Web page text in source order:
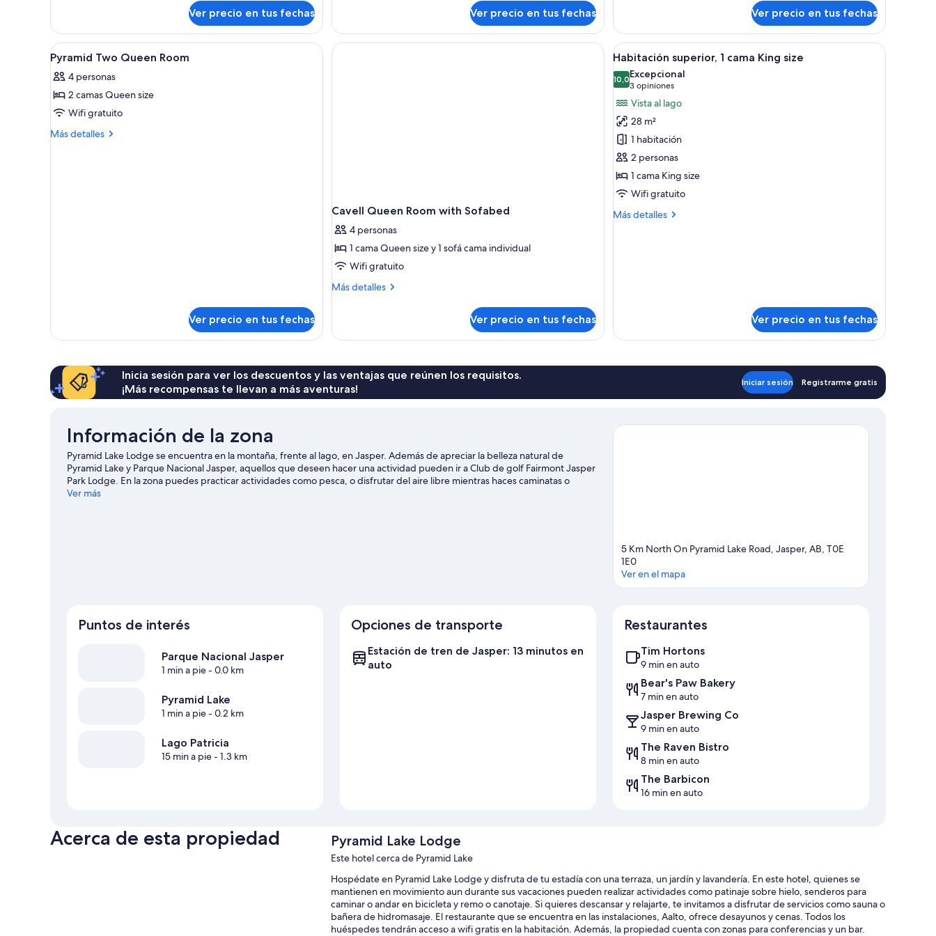
Room)
2
camas
Queen
size
(Pyramid
Room)
Ver precio en tus fechas
Room)
2
camas
Queen
Ver precio en tus fechas Ver precio en tus fechas
Ver
todas
las
fotos
de
Pyramid
Ducha, artículos de tocador ecológicos, secador de pelo, toallas
1
Pyramid Two Queen Room
4 personas
2 camas Queen size
Wifi gratuito
Más detalles
Más
Ver precio en tus fechas
Cavell Queen Room with Sofabed
4 personas
1 cama Queen size y 1 sofá cama individual
Wifi gratuito
Más detalles
Más
Queen
Sofabed
Ver precio en tus fechas
Ver
todas
las
fotos
de
Habitación
superior,
1
cama
King
size
Un dormitorio con una cama grande, una
7
Habitación superior, 1 cama King size
10,010,0 de 10
Excepcional
3 opiniones
(3
opiniones)
Vista al lago
28 m²
1 habitación
2 personas
1 cama King size
Wifi gratuito
Más detalles
Más
Ver precio en tus fechas
Inicia sesión para ver los descuentos y las ventajas que reúnen los requisitos.
¡Más recompensas te llevan a más aventuras!
Iniciar sesión Registrarme gratis
Información de la zona
Pyramid Lake Lodge se encuentra en la montaña, frente al lago, en Jasper. Además de apreciar la belleza natural de
Pyramid Lake y Parque Nacional Jasper, aquellos que deseen hacer una actividad pueden ir a Club de golf Fairmont Jasper
Park Lodge. En la zona puedes practicar actividades como pesca, o disfrutar del aire libre mientras haces caminatas o
ciclismo en senderos y paseos a caballo.
Ver más
5 Km North On Pyramid Lake Road, Jasper, AB, T0E
1E0
Ver en el mapa
Puntos de interés
Parque Nacional Jasper
1 min a pie- 0.0 km
Pyramid Lake
1 min a pie- 0.2 km
Lago Patricia
15 min a pie- 1.3 km
Opciones de transporte
Estación de tren de Jasper: 13 minutos en
auto
Restaurantes
Tim Hortons
9 min en auto
Bear's Paw Bakery
7 min en auto
Jasper Brewing Co
9 min en auto
The Raven Bistro
8 min en auto
The Barbicon
16 min en auto
Acerca de esta propiedad Pyramid Lake Lodge
Este hotel cerca de Pyramid Lake
Hospédate en Pyramid Lake Lodge y disfruta de tu estadía con una terraza, un jardín y lavandería. En este hotel, quienes se
mantienen en movimiento aun durante sus vacaciones pueden realizar actividades como patinaje sobre hielo, senderos para
caminar o andar en bicicleta y remo o canotaje. Si quieres descansar y relajarte, te invitamos a disfrutar de servicios como sauna o
bañera de hidromasaje. El restaurante que se encuentra en las instalaciones, Aalto, ofrece desayunos y cenas. Todos los
huéspedes tendrán acceso a wifi gratis en la habitación. Además, la propiedad cuenta con zonas para conferencias y un bar.